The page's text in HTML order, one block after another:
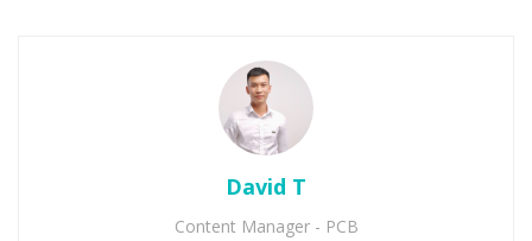
David T
Content Manager - PCB